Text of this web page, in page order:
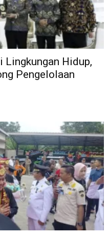
Hidup,
Pengelolaan